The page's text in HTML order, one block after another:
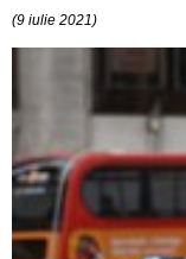
(9 iulie 2021)